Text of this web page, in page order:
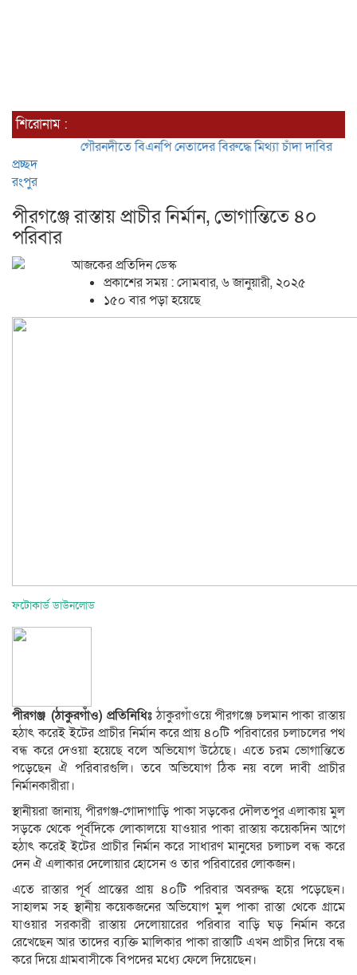
শিরোনাম :
গৌরনদীতে বিএনপি নেতাদের বিরুদ্ধে মিথ্যা চাঁদা দাবির
প্রচ্ছদ
রংপুর
পীরগঞ্জে রাস্তায় প্রাচীর নির্মান, ভোগান্তিতে ৪০
পরিবার
আজকের প্রতিদিন ডেস্ক
প্রকাশের সময় : সোমবার, ৬ জানুয়ারী, ২০২৫
১৫০ বার পড়া হয়েছে
ফটোকার্ড ডাউনলোড
পীরগঞ্জ (ঠাকুরগাঁও) প্রতিনিধিঃঠাকুরগাঁওয়ে পীরগঞ্জে চলমান পাকা রাস্তায়
হঠাৎ করেই ইটের প্রাচীর নির্মান করে প্রায় ৪০টি পরিবারের চলাচলের পথ
বন্ধ করে দেওয়া হয়েছে বলে অভিযোগ উঠেছে। এতে চরম ভোগান্তিতে
পড়েছেন ঐ পরিবারগুলি। তবে অভিযোগ ঠিক নয় বলে দাবী প্রাচীর
নির্মানকারীরা।
স্থানীয়রা জানায়, পীরগঞ্জ-গোদাগাড়ি পাকা সড়কের দৌলতপুর এলাকায় মুল
সড়কে থেকে পূর্বদিকে লোকালয়ে যাওয়ার পাকা রাস্তায় কয়েকদিন আগে
হঠাৎ করেই ইটের প্রাচীর নির্মান করে সাধারণ মানুষের চলাচল বন্ধ করে
দেন ঐ এলাকার দেলোয়ার হোসেন ও তার পরিবারের লোকজন।
এতে রাস্তার পূর্ব প্রান্তের প্রায় ৪০টি পরিবার অবরুদ্ধ হয়ে পড়েছেন।
সাহালম সহ স্থানীয় কয়েকজনের অভিযোগ মুল পাকা রাস্তা থেকে গ্রামে
যাওয়ার সরকারী রাস্তায় দেলোয়ারের পরিবার বাড়ি ঘড় নির্মান করে
রেখেছেন আর তাদের ব্যক্তি মালিকার পাকা রাস্তাটি এখন প্রাচীর দিয়ে বন্ধ
করে দিয়ে গ্রামবাসীকে বিপদের মধ্যে ফেলে দিয়েছেন।